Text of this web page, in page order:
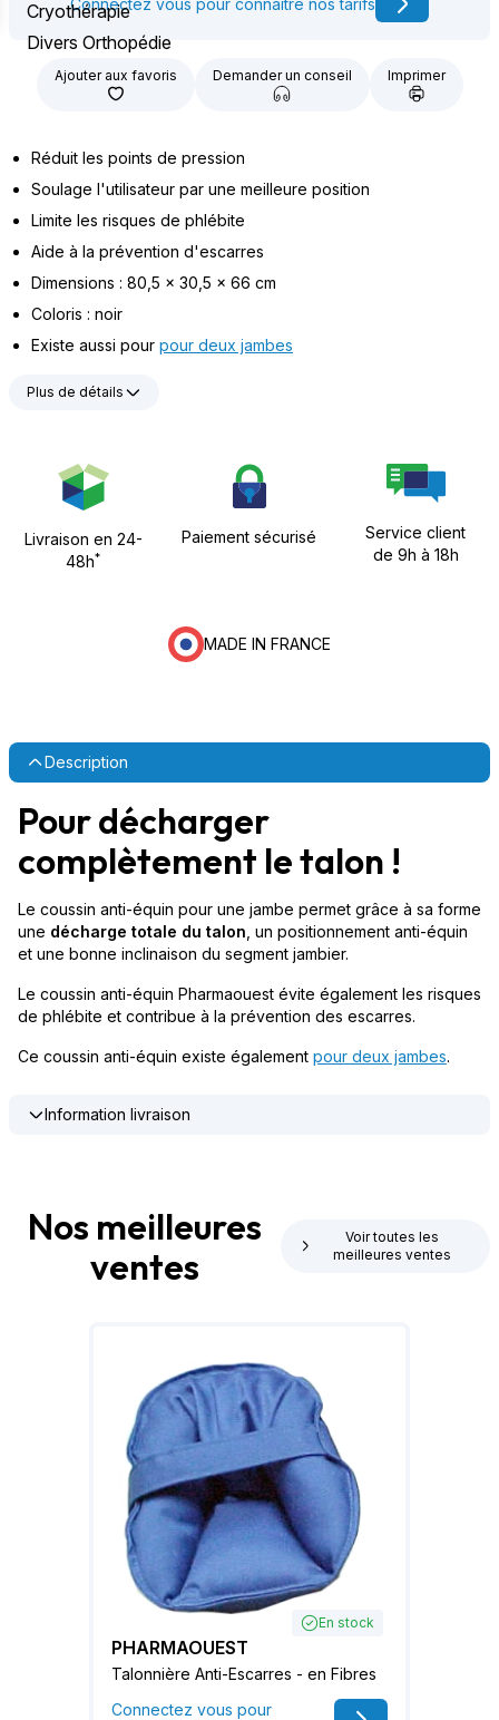
Cryothérapie
Divers Orthopédie
Connectez vous pour connaître nos tarifs
Ajouter aux favoris Demander un conseil Imprimer
Réduit les points de pression
Soulage l'utilisateur par une meilleure position
Limite les risques de phlébite
Aide à la prévention d'escarres
Dimensions : 80,5 x 30,5 x 66 cm
Coloris : noir
Existe aussi pour pour deux jambes
Plus de détails
Livraison en 24-
48h*
Paiement sécurisé
Service client
de 9h à 18h
MADE IN FRANCE
Description
Pour décharger
complètement le talon !
Le coussin anti-équin pour une jambe permet grâce à sa forme
une décharge totale du talon , un positionnement anti-équin
et une bonne inclinaison du segment jambier.
Le coussin anti-équin Pharmaouest évite également les risques
de phlébite et contribue à la prévention des escarres.
Ce coussin anti-équin existe également pour deux jambes.
Information livraison
Nos meilleures
ventes
Voir toutes les
meilleures ventes
En stock
PHARMAOUEST
Talonnière Anti-Escarres - en Fibres
Connectez vous pour